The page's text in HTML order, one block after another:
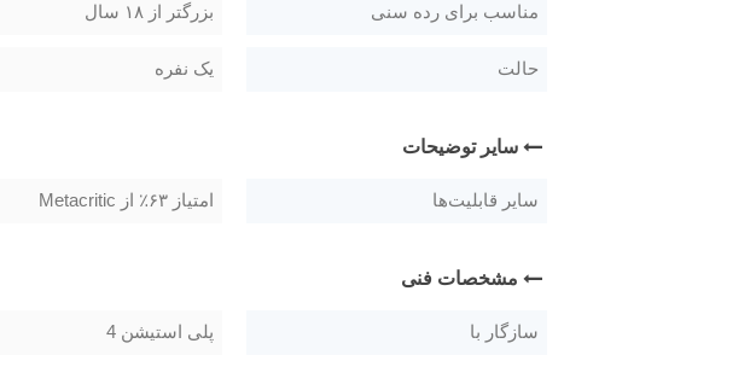
مناسب برای رده سنی بزرگتر از ۱۸ سال
حالت یک نفره
سایر توضیحات
سایر قابلیت‌ها امتیاز ۶۳٪ از Metacritic
مشخصات فنی
سازگار با پلی استیشن 4